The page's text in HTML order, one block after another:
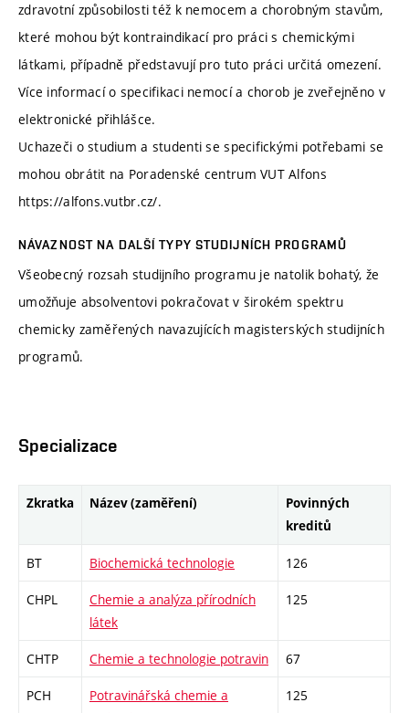
zdravotní způsobilosti též k nemocem a chorobným stavům,
které mohou být kontraindikací pro práci s chemickými
látkami, případně představují pro tuto práci určitá omezení.
Více informací o specifikaci nemocí a chorob je zveřejněno v
elektronické přihlášce.
Uchazeči o studium a studenti se specifickými potřebami se
mohou obrátit na Poradenské centrum VUT Alfons
https://alfons.vutbr.cz/.
NÁVAZNOST NA DALŠÍ TYPY STUDIJNÍCH PROGRAMŮ
Všeobecný rozsah studijního programu je natolik bohatý, že
umožňuje absolventovi pokračovat v širokém spektru
chemicky zaměřených navazujících magisterských studijních
programů.
Specializace
Zkratka Název (zaměření)
Povinných
kreditů
BT Biochemická technologie 126
CHPL
Chemie a analýza přírodních
látek
125
CHTP Chemie a technologie potravin 67
PCH
Potravinářská chemie a
125